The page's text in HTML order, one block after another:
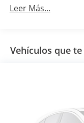
Leer Más...
Vehículos que